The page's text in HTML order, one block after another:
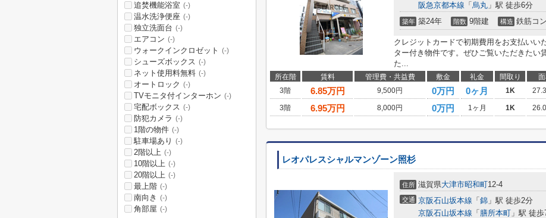
阪急京都本線 「 烏丸 」駅 徒歩6分
築年 築24年 階数 9階建 構造 鉄筋コ
クレジットカードで初期費用をお支払いい
ター付き物件です。ぜひご覧いただきたい
た...
所在階 賃料 管理費・共益費 敷金 礼金 間取り
3階
6.85万円 9,500円 0万円 0ヶ月 1K
3階
6.95万円 8,000円 0万円 1ヶ月 1K
レオパレスシャルマンゾーン照杉
住所 滋賀県大津市昭和町12-4
交通 京阪石山坂本線 「 錦 」駅 徒歩2分
京阪石山坂本線 「 膳所本町 」駅 徒歩
追焚機能浴室 (-)
温水洗浄便座 (-)
独立洗面台 (-)
エアコン (-)
ウォークインクロゼット (-)
シューズボックス (-)
ネット使用料無料 (-)
オートロック (-)
TVモニタ付インターホン (-)
宅配ボックス (-)
防犯カメラ (-)
1階の物件 (-)
駐車場あり (-)
2階以上 (-)
10階以上 (-)
20階以上 (-)
最上階 (-)
南向き (-)
角部屋 (-)